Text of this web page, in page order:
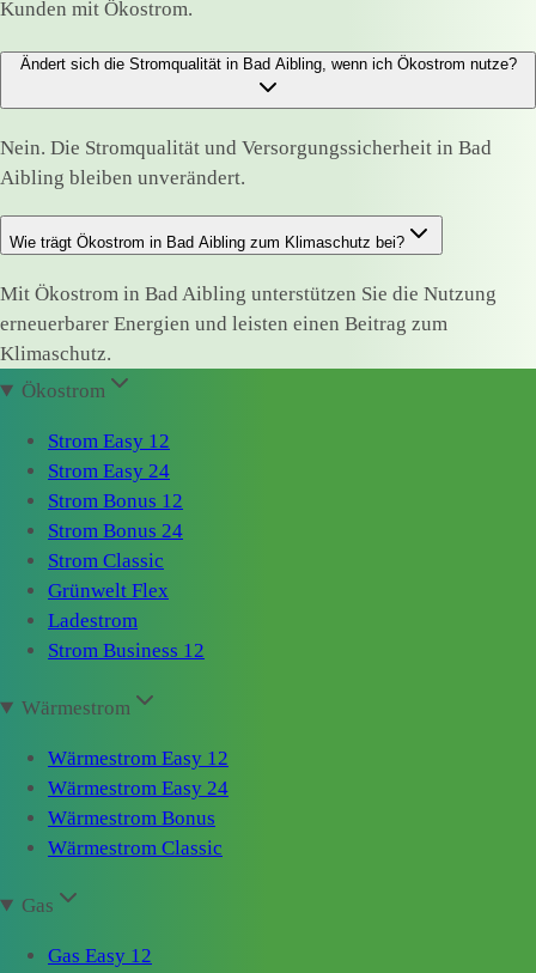
Kunden mit Ökostrom.
Ändert sich die Stromqualität in Bad Aibling, wenn ich Ökostrom nutze?
Nein. Die Stromqualität und Versorgungssicherheit in Bad
Aibling bleiben unverändert.
Wie trägt Ökostrom in Bad Aibling zum Klimaschutz bei?
Mit Ökostrom in Bad Aibling unterstützen Sie die Nutzung
erneuerbarer Energien und leisten einen Beitrag zum
Klimaschutz.
Ökostrom
Strom Easy 12
Strom Easy 24
Strom Bonus 12
Strom Bonus 24
Strom Classic
Grünwelt Flex
Ladestrom
Strom Business 12
Wärmestrom
Wärmestrom Easy 12
Wärmestrom Easy 24
Wärmestrom Bonus
Wärmestrom Classic
Gas
Gas Easy 12